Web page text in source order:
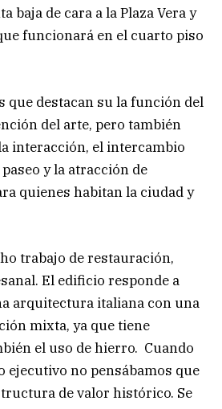
baja de cara a la Plaza Vera y
funcionará en el cuarto piso
que destacan su la función del
del arte, pero también
interacción, el intercambio
y la atracción de
quienes habitan la ciudad y
trabajo de restauración,
El edificio responde a
arquitectura italiana con una
mixta, ya que tiene
el uso de hierro. Cuando
ejecutivo no pensábamos que
de valor histórico. Se